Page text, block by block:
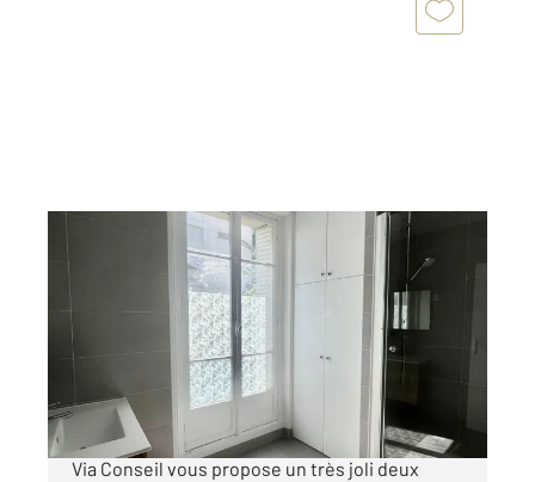
, 2 pièces
Appartement à vendre
384 000 €
METRO EXELMANS - Votre agence Century 21
Via Conseil vous propose un très joli deux